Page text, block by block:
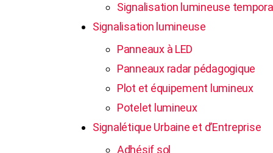
Signalisation lumineuse
Signalisation lumineuse
Panneaux à LED
Panneaux radar pédagogique
Plot et équipement lumineux
Potelet lumineux
Signalétique Urbaine et d’Entreprise
Adhésif sol